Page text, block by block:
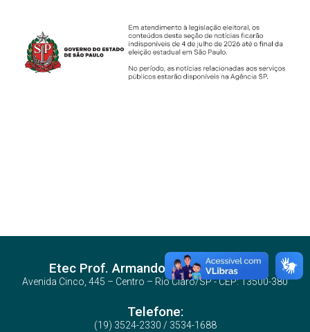
Etec Prof. Armando Bayeux da Silva
Avenida Cinco, 445 – Centro – Rio Claro/SP - CEP: 13500-380
Telefone:
(19) 3524-2330 / 3534-1688